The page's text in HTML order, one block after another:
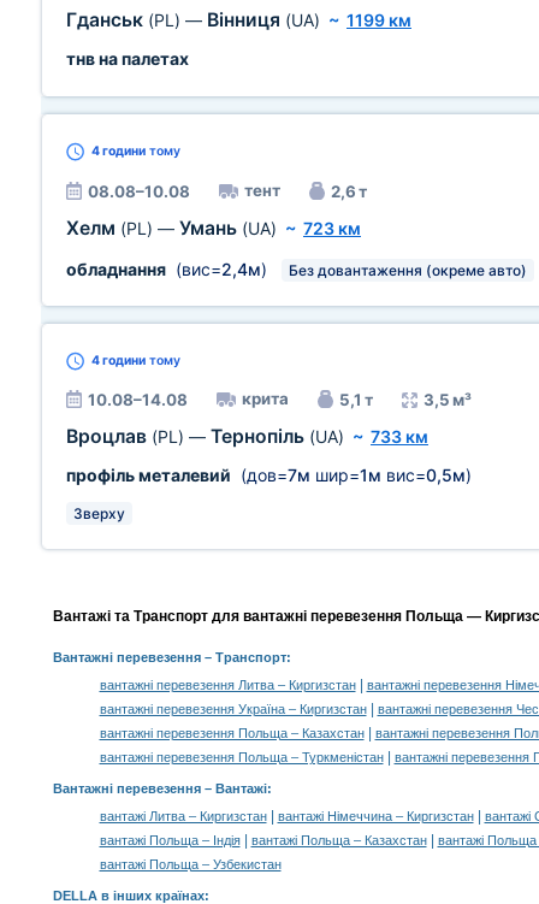
Гданськ (PL) — Вінниця (UA) ~ 1199 км
тнв на палетах
4 години тому
08.08–10.08 тент 2,6 т
Хелм (PL) — Умань (UA) ~ 723 км
обладнання (вис=2,4м) Без довантаження (окреме авто)
4 години тому
10.08–14.08 крита 5,1 т 3,5 м³
Вроцлав (PL) — Тернопіль (UA) ~ 733 км
профіль металевий (дов=7м шир=1м вис=0,5м)
Зверху
Вантажі та Транспорт для вантажні перевезення Польща —
Вантажні перевезення– Транспорт:
вантажні перевезення Литва – Киргизстан|
вантажні перевезення
вантажні перевезення Україна – Киргизстан|
вантажні перевезення
вантажні перевезення Польща – Казахстан|
вантажні перевезення
вантажні перевезення Польща – Туркменістан| вантажні перевезення
Вантажні перевезення – Вантажі:
вантажі Литва – Киргизстан| вантажі Німеччина – Киргизстан|
вантажі
вантажі Польща – Індія| вантажі Польща – Казахстан|
вантажі Польща
вантажі Польща – Узбекистан
DELLA в інших країнах: